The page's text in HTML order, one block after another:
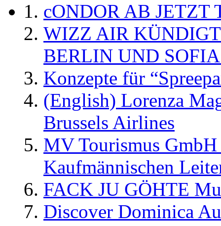
cONDOR AB
WIZZ AIR
BERLIN UND
Konzepte für
(English) Lorenza
Brussels Airlines
MV Tourismus
Kaufmännischen
FACK JU GÖHTE
Discover Dominica